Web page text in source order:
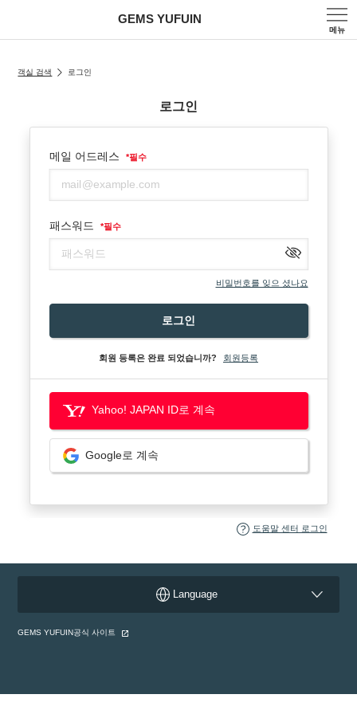
GEMS YUFUIN
메뉴
객실 검색 로그인
로그인
메일 어드레스 *필수
패스워드 *필수
비밀번호를 잊으 셨나요
로그인
회원 등록은 완료 되었습니까? 회원등록
Yahoo! JAPAN ID로 계속
Google로 계속
도움말 센터 로그인
GEMS YUFUIN공식 사이트
Language